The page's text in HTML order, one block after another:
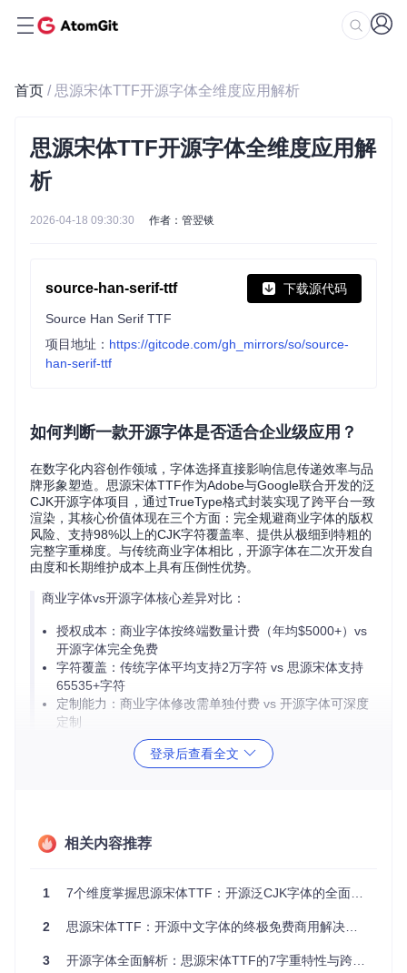
首页 / 思源宋体TTF开源字体全维度应用解析
思源宋体TTF开源字体全维度应用解
析
2026-04-18 09:30:30 作者：管翌锬
source-han-serif-ttf 下载源代码
Source Han Serif TTF
项目地址： https://gitcode.com/gh_mirrors/so/source-
han-serif-ttf
如何判断一款开源字体是否适合企业级应用？
在数字化内容创作领域，字体选择直接影响信息传递效率与品
牌形象塑造。思源宋体TTF作为Adobe与Google联合开发的泛
CJK开源字体项目，通过TrueType格式封装实现了跨平台一致
渲染，其核心价值体现在三个方面：完全规避商业字体的版权
风险、支持98%以上的CJK字符覆盖率、提供从极细到特粗的
完整字重梯度。与传统商业字体相比，开源字体在二次开发自
由度和长期维护成本上具有压倒性优势。
商业字体vs开源字体核心差异对比：
授权成本：商业字体按终端数量计费（年均$5000+）vs
开源字体完全免费
字符覆盖：传统字体平均支持2万字符 vs 思源宋体支持
65535+字符
定制能力：商业字体修改需单独付费 vs 开源字体可深度
定制
3大技术特性重新定义开源字体标准
致显示的核心。这种字体轮廓微调机制通过以下方式优化渲染
效果：
1. 像素对齐算法：确保文字边缘与屏幕像素网格精确匹配
登录后查看全文
相关内容推荐
1 7个维度掌握思源宋体TTF：开源泛CJK字体的全面应用解析
2 思源宋体TTF：开源中文字体的终极免费商用解决方案
3 开源字体全面解析：思源宋体TTF的7字重特性与跨平台应用指南